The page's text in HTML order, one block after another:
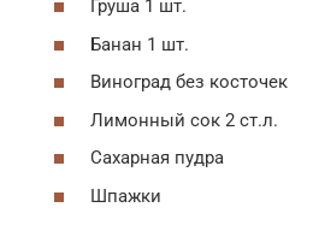
Груша 1 шт.
Банан 1 шт.
Виноград без косточек
Лимонный сок 2 ст.л.
Сахарная пудра
Шпажки